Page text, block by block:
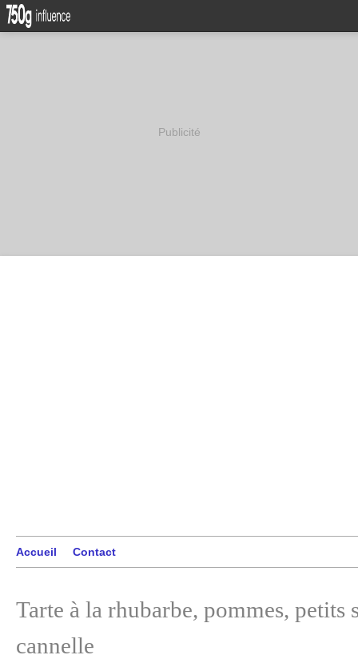
Publicité
Accueil Contact
Tarte à la rhubarbe, pommes, petits
cannelle